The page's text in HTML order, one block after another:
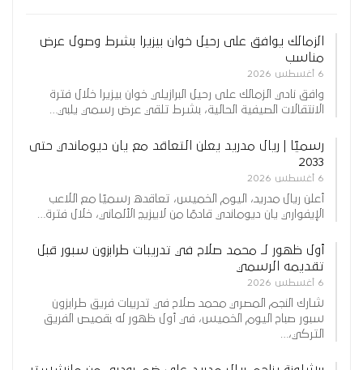
الزمالك يوافق على رحيل خوان بيزيرا بشرط وصول عرض
مناسب
6 أغسطس 2026
وافق نادي الزمالك على رحيل البرازيلي خوان بيزيرا خلال فترة
الانتقالات الصيفية الحالية، بشرط تلقي عرض رسمي يلبي…
رسميًا | ريال مدريد يعلن التعاقد مع يان ديوماندي حتى
2033
6 أغسطس 2026
أعلن ريال مدريد، اليوم الخميس، تعاقده رسميًا مع اللاعب
الإيفواري يان ديوماندي قادمًا من لايبزيج الألماني، خلال فترة…
أول ظهور لـ محمد صلاح في تدريبات طرابزون سبور قبل
تقديمه الرسمي
6 أغسطس 2026
شارك النجم المصري محمد صلاح في تدريبات فريق طرابزون
سبور صباح اليوم الخميس، في أول ظهور له بقميص الفريق
التركي،…